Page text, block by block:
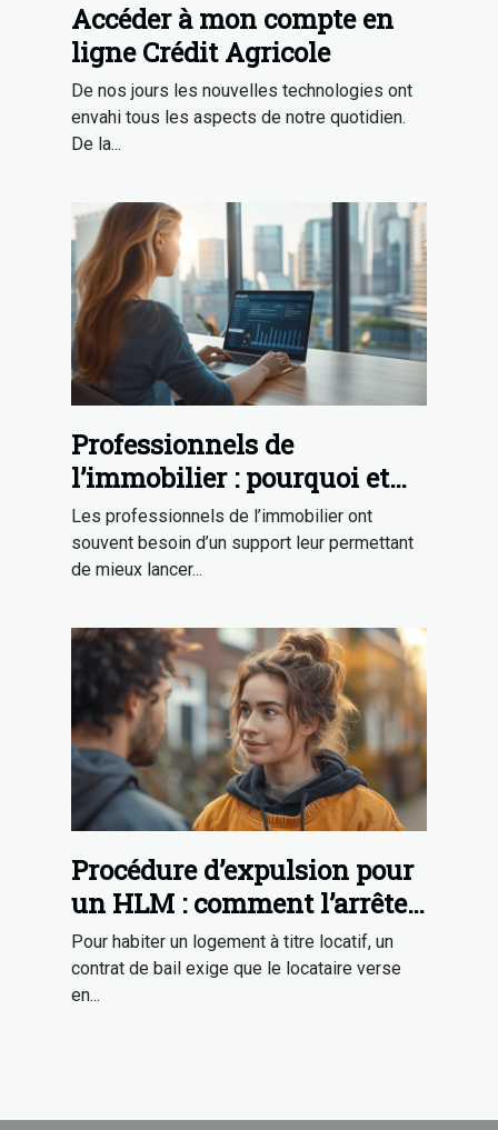
Accéder à mon compte en
ligne Crédit Agricole
De nos jours les nouvelles technologies ont
envahi tous les aspects de notre quotidien.
De la...
Professionnels de
l’immobilier : pourquoi et
comment utiliser la
plateforme SeLoger ?
Les professionnels de l’immobilier ont
souvent besoin d’un support leur permettant
de mieux lancer...
Procédure d’expulsion pour
un HLM : comment l’arrêter
?
Pour habiter un logement à titre locatif, un
contrat de bail exige que le locataire verse
en...